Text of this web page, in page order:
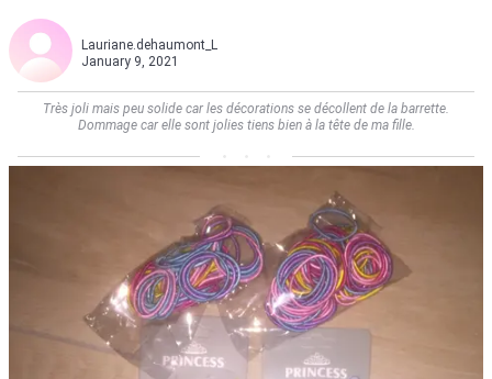
Lauriane.dehaumont_L
January 9, 2021
Très joli mais peu solide car les décorations se décollent de la barrette.
Dommage car elle sont jolies tiens bien à la tête de ma fille.